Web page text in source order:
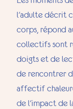
l'adulte décrit
corps, répond
collectifs sont
doigts et de
de rencontrer
affectif
de l'impact de